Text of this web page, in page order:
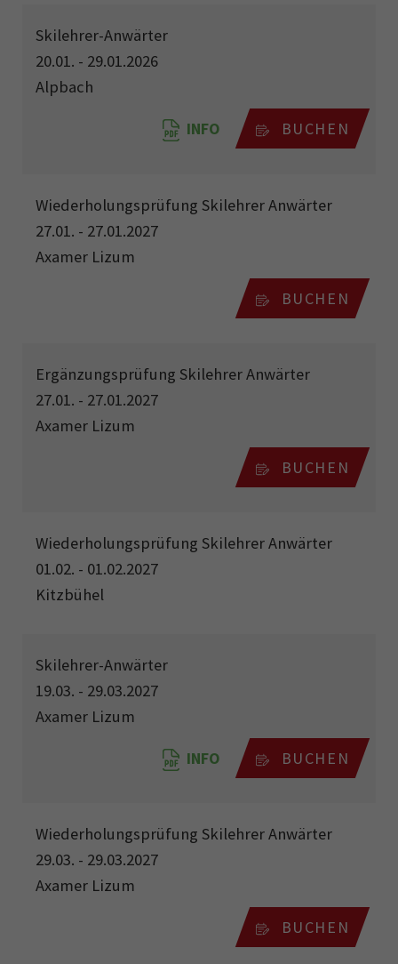
Skilehrer-Anwärter
20.01. - 29.01.2026
Alpbach
INFO BUCHEN
Wiederholungsprüfung Skilehrer Anwärter
27.01. - 27.01.2027
Axamer Lizum
BUCHEN
Ergänzungsprüfung Skilehrer Anwärter
27.01. - 27.01.2027
Axamer Lizum
BUCHEN
Wiederholungsprüfung Skilehrer Anwärter
01.02. - 01.02.2027
Kitzbühel
Skilehrer-Anwärter
19.03. - 29.03.2027
Axamer Lizum
INFO BUCHEN
Wiederholungsprüfung Skilehrer Anwärter
29.03. - 29.03.2027
Axamer Lizum
BUCHEN